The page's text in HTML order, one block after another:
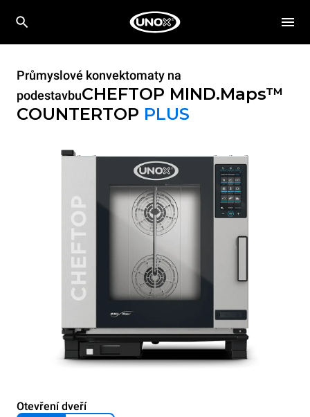
Průmyslové konvektomaty na
podestavbuCHEFTOP MIND.Maps™
COUNTERTOP PLUS
Otevření dveří